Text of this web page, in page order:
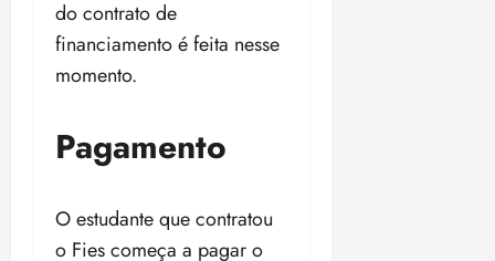
do contrato de
financiamento é feita nesse
momento.
Pagamento
O estudante que contratou
o Fies começa a pagar o